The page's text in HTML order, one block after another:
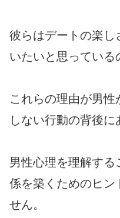
彼らはデートの楽し
いたいと思っている
これらの理由が男
しない行動の背後に
男性心理を理解す
係を築くためのヒン
せん。